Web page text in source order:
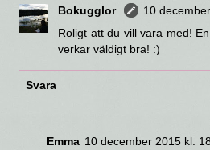
Bokugglor
10
Roligt att du vill vara med!
verkar väldigt bra! :)
Svara
Emma 10 december 2015 kl.